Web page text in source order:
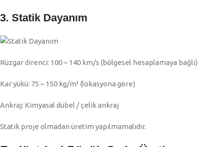
3. Statik Dayanım
Rüzgar direnci: 100 – 140 km/s (bölgesel hesaplamaya bağlı)
Kar yükü: 75 – 150 kg/m² (lokasyona göre)
Ankraj: Kimyasal dübel / çelik ankraj
Statik proje olmadan üretim yapılmamalıdır.